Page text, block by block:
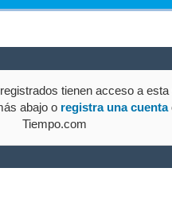
tienen acceso a esta
abajo o registra una cuenta
Tiempo.com